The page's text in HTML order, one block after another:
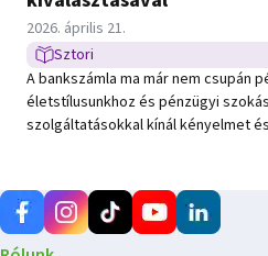
Közzétéve:
2026. április 21.
Sztori
Sztori típusú hír
A bankszámla ma már nem csupán
életstílusunkhoz és pénzügyi
szolgáltatásokkal kínál kényelmet
érdemes legalább évente egyszer
még mindig a legjobb választás-e
saját bankod is segít: a